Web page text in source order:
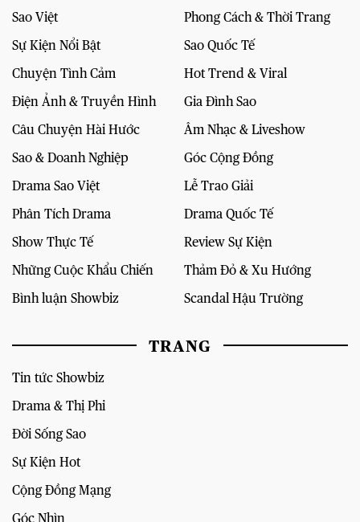
Sao Việt
Phong Cách & Thời Trang
Sự Kiện Nổi Bật
Sao Quốc Tế
Chuyện Tình Cảm
Hot Trend & Viral
Điện Ảnh & Truyền Hình
Gia Đình Sao
Câu Chuyện Hài Hước
Âm Nhạc & Liveshow
Sao & Doanh Nghiệp
Góc Cộng Đồng
Drama Sao Việt
Lễ Trao Giải
Phân Tích Drama
Drama Quốc Tế
Show Thực Tế
Review Sự Kiện
Những Cuộc Khẩu Chiến
Thảm Đỏ & Xu Hướng
Bình luận Showbiz
Scandal Hậu Trường
TRANG
Tin tức Showbiz
Drama & Thị Phi
Đời Sống Sao
Sự Kiện Hot
Cộng Đồng Mạng
Góc Nhìn